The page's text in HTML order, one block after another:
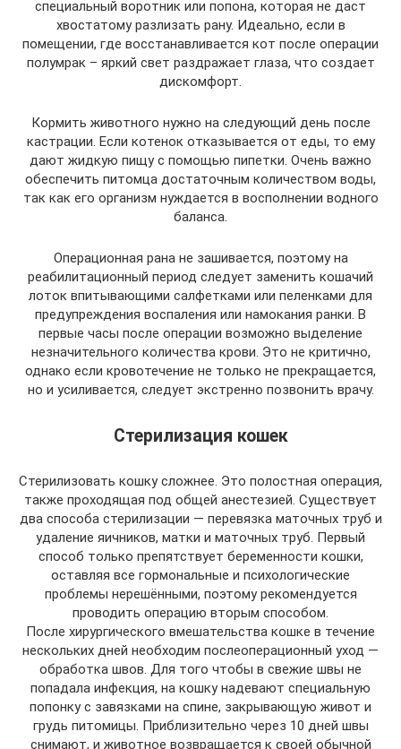
специальный воротник или попона, которая не даст
хвостатому разлизать рану. Идеально, если в
помещении, где восстанавливается кот после операции
полумрак – яркий свет раздражает глаза, что создает
дискомфорт.
Кормить животного нужно на следующий день после
кастрации. Если котенок отказывается от еды, то ему
дают жидкую пищу с помощью пипетки. Очень важно
обеспечить питомца достаточным количеством воды,
так как его организм нуждается в восполнении водного
баланса.
Операционная рана не зашивается, поэтому на
реабилитационный период следует заменить кошачий
лоток впитывающими салфетками или пеленками для
предупреждения воспаления или намокания ранки. В
первые часы после операции возможно выделение
незначительного количества крови. Это не критично,
однако если кровотечение не только не прекращается,
но и усиливается, следует экстренно позвонить врачу.
Стерилизация кошек
Стерилизовать кошку сложнее. Это полостная операция,
также проходящая под общей анестезией. Существует
два способа стерилизации — перевязка маточных труб и
удаление яичников, матки и маточных труб. Первый
способ только препятствует беременности кошки,
оставляя все гормональные и психологические
проблемы нерешёнными, поэтому рекомендуется
проводить операцию вторым способом.
После хирургического вмешательства кошке в течение
нескольких дней необходим послеоперационный уход —
обработка швов. Для того чтобы в свежие швы не
попадала инфекция, на кошку надевают специальную
попонку с завязками на спине, закрывающую живот и
грудь питомицы. Приблизительно через 10 дней швы
снимают, и животное возвращается к своей обычной